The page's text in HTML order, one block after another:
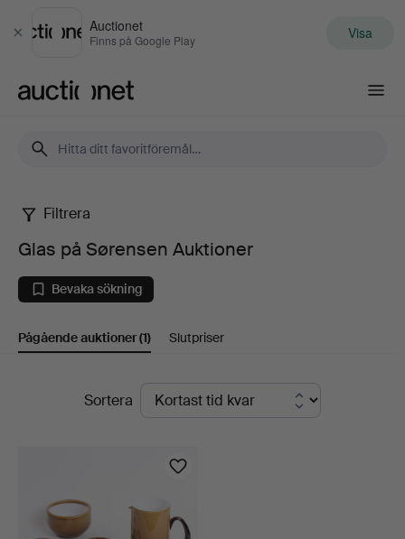
Stäng
Auctionet
Finns på Google Play Visa
Glas
på
Sørensen
Auktioner
Filtrera
Glas på Sørensen Auktioner
Bevaka sökning
Pågående auktioner(1) Slutpriser
PågåendeSortera